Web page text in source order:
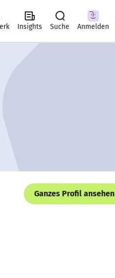
Insights Suche Anmelden
Ganzes Profil ansehen